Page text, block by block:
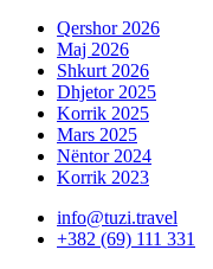
Qershor 2026
Maj 2026
Shkurt 2026
Dhjetor 2025
Korrik 2025
Mars 2025
Nëntor 2024
Korrik 2023
info@tuzi.travel
+382 (69) 111 331